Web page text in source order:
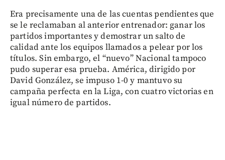
Era precisamente una de las cuentas pendientes que
se le reclamaban al anterior entrenador: ganar los
partidos importantes y demostrar un salto de
calidad ante los equipos llamados a pelear por los
títulos. Sin embargo, el “nuevo” Nacional tampoco
pudo superar esa prueba. América, dirigido por
David González, se impuso 1-0 y mantuvo su
campaña perfecta en la Liga, con cuatro victorias en
igual número de partidos.